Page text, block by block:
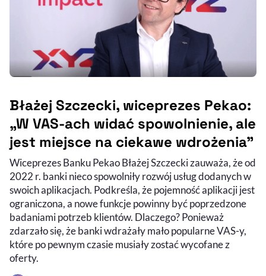
Błażej Szczecki, wiceprezes Pekao:
„W VAS-ach widać spowolnienie, ale
jest miejsce na ciekawe wdrożenia”
Wiceprezes Banku Pekao Błażej Szczecki zauważa, że od
2022 r. banki nieco spowolniły rozwój usług dodanych w
swoich aplikacjach. Podkreśla, że pojemność aplikacji jest
ograniczona, a nowe funkcje powinny być poprzedzone
badaniami potrzeb klientów. Dlaczego? Ponieważ
zdarzało się, że banki wdrażały mało popularne VAS-y,
które po pewnym czasie musiały zostać wycofane z
oferty.